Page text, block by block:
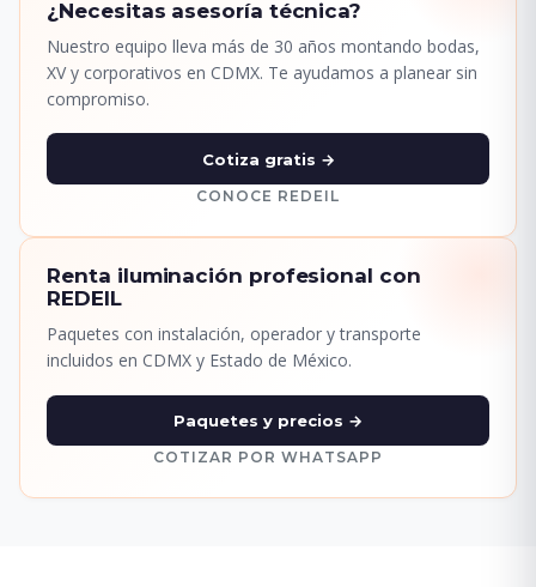
¿Necesitas asesoría técnica?
Nuestro equipo lleva más de 30 años montando bodas,
XV y corporativos en CDMX. Te ayudamos a planear sin
compromiso.
Cotiza gratis →
CONOCE REDEIL
Renta iluminación profesional con
REDEIL
Paquetes con instalación, operador y transporte
incluidos en CDMX y Estado de México.
Paquetes y precios →
COTIZAR POR WHATSAPP